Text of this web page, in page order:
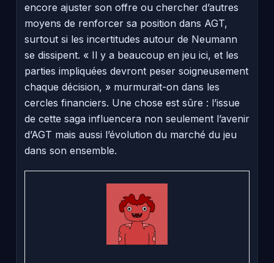
encore ajuster son offre ou chercher d’autres
moyens de renforcer sa position dans AGT,
surtout si les incertitudes autour de Neumann
se dissipent. « Il y a beaucoup en jeu ici, et les
parties impliquées devront peser soigneusement
chaque décision, » murmurait-on dans les
cercles financiers. Une chose est sûre : l’issue
de cette saga influencera non seulement l’avenir
d’AGT mais aussi l’évolution du marché du jeu
dans son ensemble.